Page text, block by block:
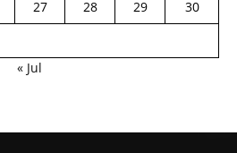
27 28 29
30
« Jul